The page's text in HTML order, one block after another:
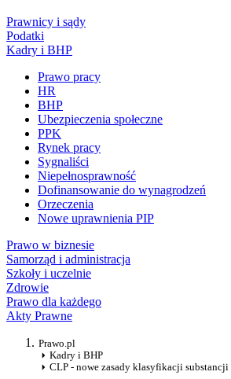
Prawnicy i sądy
Podatki
Kadry i BHP
Prawo pracy
HR
BHP
Ubezpieczenia społeczne
PPK
Rynek pracy
Sygnaliści
Niepełnosprawność
Dofinansowanie do wynagrodzeń
Orzeczenia
Nowe uprawnienia PIP
Prawo w biznesie
Samorząd i administracja
Szkoły i uczelnie
Zdrowie
Prawo dla każdego
Akty Prawne
Prawo.pl
Kadry i BHP
CLP - nowe zasady klasyfikacji substancji